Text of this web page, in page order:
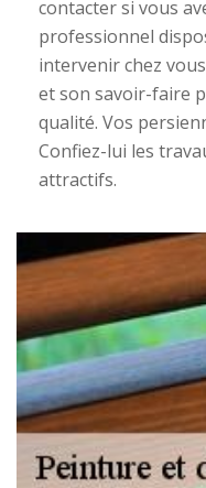
contacter si vous
professionnel
intervenir chez
et son savoir-faire
qualité. Vos
Confiez-lui les
attractifs.